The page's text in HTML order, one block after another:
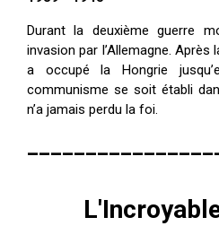
Durant la deuxième guerre
invasion par l’Allemagne. Après
a occupé la Hongrie
communisme se soit établi
n’a jamais perdu la foi.